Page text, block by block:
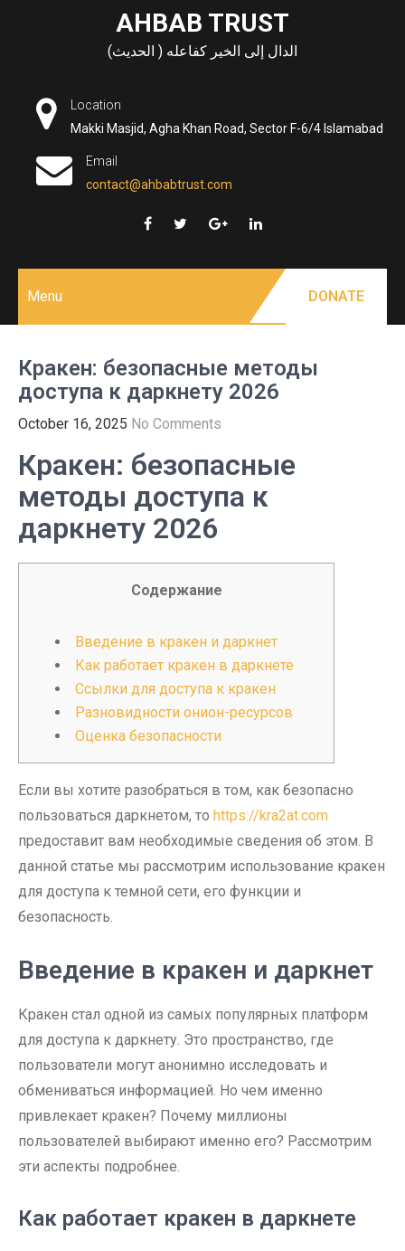
AHBAB TRUST
الدال إلى الخير كفاعله ( الحديث)
Location
Makki Masjid, Agha Khan Road, Sector F-6/4 Islamabad
Email
contact@ahbabtrust.com
Menu DONATE
Кракен: безопасные методы
доступа к даркнету 2026
October 16, 2025 No Comments
Кракен: безопасные
методы доступа к
даркнету 2026
Содержание
Введение в кракен и даркнет
Как работает кракен в даркнете
Ссылки для доступа к кракен
Разновидности онион-ресурсов
Оценка безопасности
Если вы хотите разобраться в том, как безопасно
пользоваться даркнетом, то https://kra2at.com
предоставит вам необходимые сведения об этом. В
данной статьe мы рассмотрим использование кракен
для доступа к темной сети, его функции и
безопасность.
Введение в кракен и даркнет
Кракен стал одной из самых популярных платформ
для доступа к даркнету. Это пространство, где
пользователи могут анонимно исследовать и
обмениваться информацией. Но чем именно
привлекает кракен? Почему миллионы
пользователей выбирают именно его? Рассмотрим
эти аспекты подробнее.
Как работает кракен в даркнете